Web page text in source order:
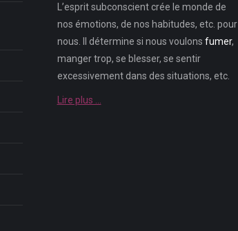
L’esprit subconscient crée le monde de
nos émotions, de nos habitudes, etc. pour
nous. Il détermine si nous voulons fumer,
manger trop, se blesser, se sentir
excessivement dans des situations, etc.
Lire plus …